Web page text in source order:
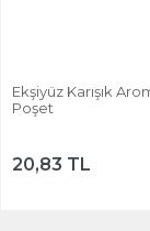
Ekşiyüz Karışık
Poşet
20,83 TL